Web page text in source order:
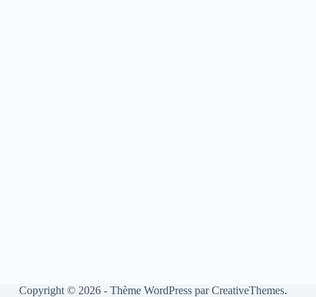
Copyright © 2026 - Thème WordPress parCreativeThemes.